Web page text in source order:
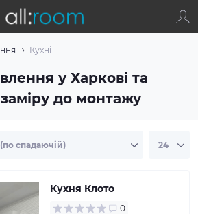
Кухні
у Харкові та
заміру до монтажу
Кухня Клото
0